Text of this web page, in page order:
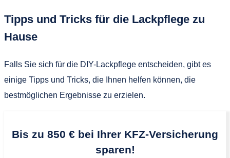
Tipps und Tricks für die Lackpflege zu
Hause
Falls Sie sich für die DIY-Lackpflege entscheiden, gibt es
einige Tipps und Tricks, die Ihnen helfen können, die
bestmöglichen Ergebnisse zu erzielen.
Bis zu 850 € bei Ihrer KFZ-Versicherung
sparen!